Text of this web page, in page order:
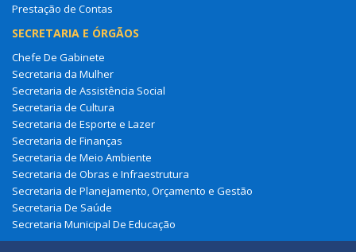
Prestação de Contas
SECRETARIA E ÓRGÃOS
Chefe De Gabinete
Secretaria da Mulher
Secretaria de Assistência Social
Secretaria de Cultura
Secretaria de Esporte e Lazer
Secretaria de Finanças
Secretaria de Meio Ambiente
Secretaria de Obras e Infraestrutura
Secretaria de Planejamento, Orçamento e Gestão
Secretaria De Saúde
Secretaria Municipal De Educação